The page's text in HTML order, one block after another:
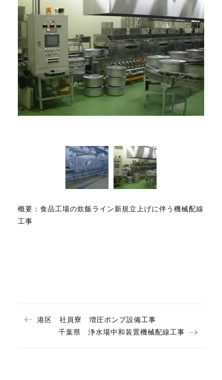
概要：食品工場の炊飯ライン新規立上げに伴う機械配線
工事
港区 社員寮 増圧ポンプ設備工事
千葉県 浄水場中和装置機械配線工事